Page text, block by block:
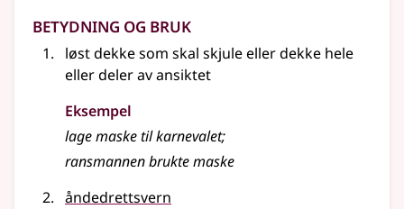
Betydning og bruk
løst dekke som skal skjuleellerdekke hele
eller deler av ansiktet
Eksempel
lage maske til karnevalet;
ransmannen bruktemaske
åndedrettsvern